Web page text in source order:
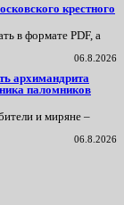
крестного
в формате PDF, а
06.8.2026
архимандрита
паломников
и миряне –
06.8.2026